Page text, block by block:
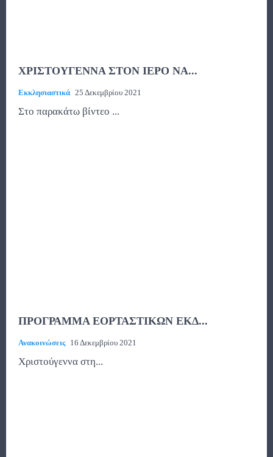
ΧΡΙΣΤΟΥΓΕΝΝΑ ΣΤΟΝ ΙΕΡΟ ΝΑ...
Εκκλησιαστικά 25 Δεκεμβρίου 2021
Στο παρακάτω βίντεο ...
ΠΡΟΓΡΑΜΜΑ ΕΟΡΤΑΣΤΙΚΩΝ ΕΚΔ...
Ανακοινώσεις 16 Δεκεμβρίου 2021
Χριστούγεννα στη...